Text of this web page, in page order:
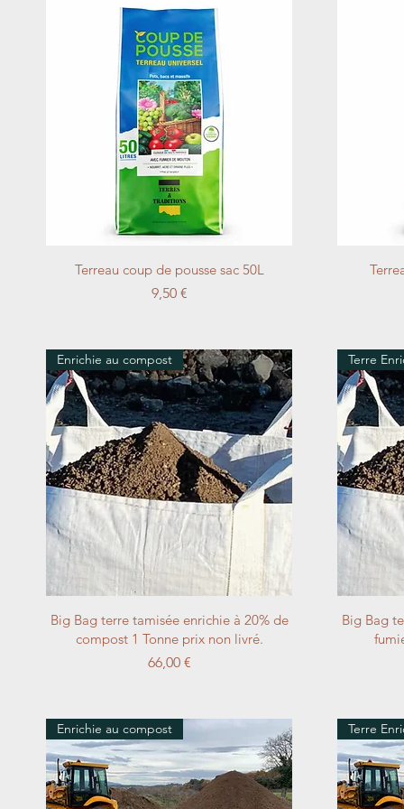
Aperçu rapide
Terreau coup de pousse sac 50L
Prix
9,50 €
Aperçu rapide
Enrichie au compost
Big Bag terre tamisée enrichie à 20% de
compost 1 Tonne prix non livré.
Prix
66,00 €
Terre
Big Bag
Enrichie au compost Terre